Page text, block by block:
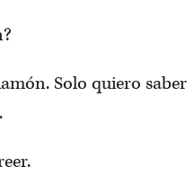
Solo quiero saber